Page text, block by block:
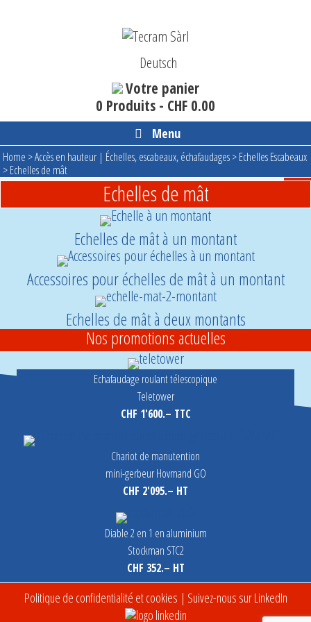
Deutsch
Votre panier
0 Produits - CHF 0.00
Menu
Home >Accès en hauteur | Échelles, escabeaux, échafaudages>Echelles Escabeaux
>Echelles de mât
Echelles de mât
Echelles de mât à un montant
Accessoires pour échelles de mât à un montant
Echelles de mât à deux montants
Nos promotions actuelles
Echafaudage roulant télescopique
Teletower
CHF 1'600.– TTC
Chariot de manutention
mini-gerbeur Hovmand GO
CHF 2'095.– HT
Diable 2 en 1 en aluminium
Stockman STC2
CHF 352.– HT
Politique de confidentialité et cookies | Suivez-nous sur LinkedIn